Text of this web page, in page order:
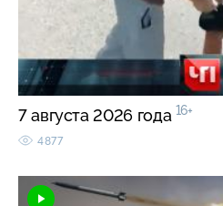
7 августа 2026 года 16+
4877